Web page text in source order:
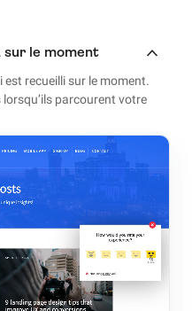
le moment
est recueilli sur le moment.
lorsqu’ils parcourent votre